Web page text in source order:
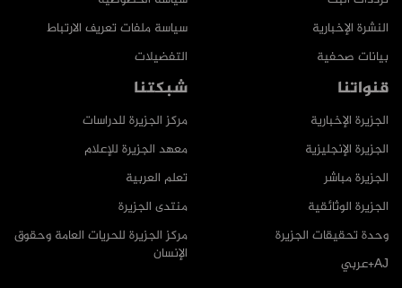
سياسة ملفات تعريف الارتباط
التفضيلات
النشرة الإخبارية
بيانات صحفية
شبكتنا
مركز الجزيرة للدراسات
معهد الجزيرة للإعلام
تعلم العربية
منتدى الجزيرة
مركز الجزيرة للحريات العامة وحقوق
الإنسان
قنواتنا
الجزيرة الإخبارية
الجزيرة الإنجليزية
الجزيرة مباشر
الجزيرة الوثائقية
وحدة تحقيقات الجزيرة
AJ+عربي